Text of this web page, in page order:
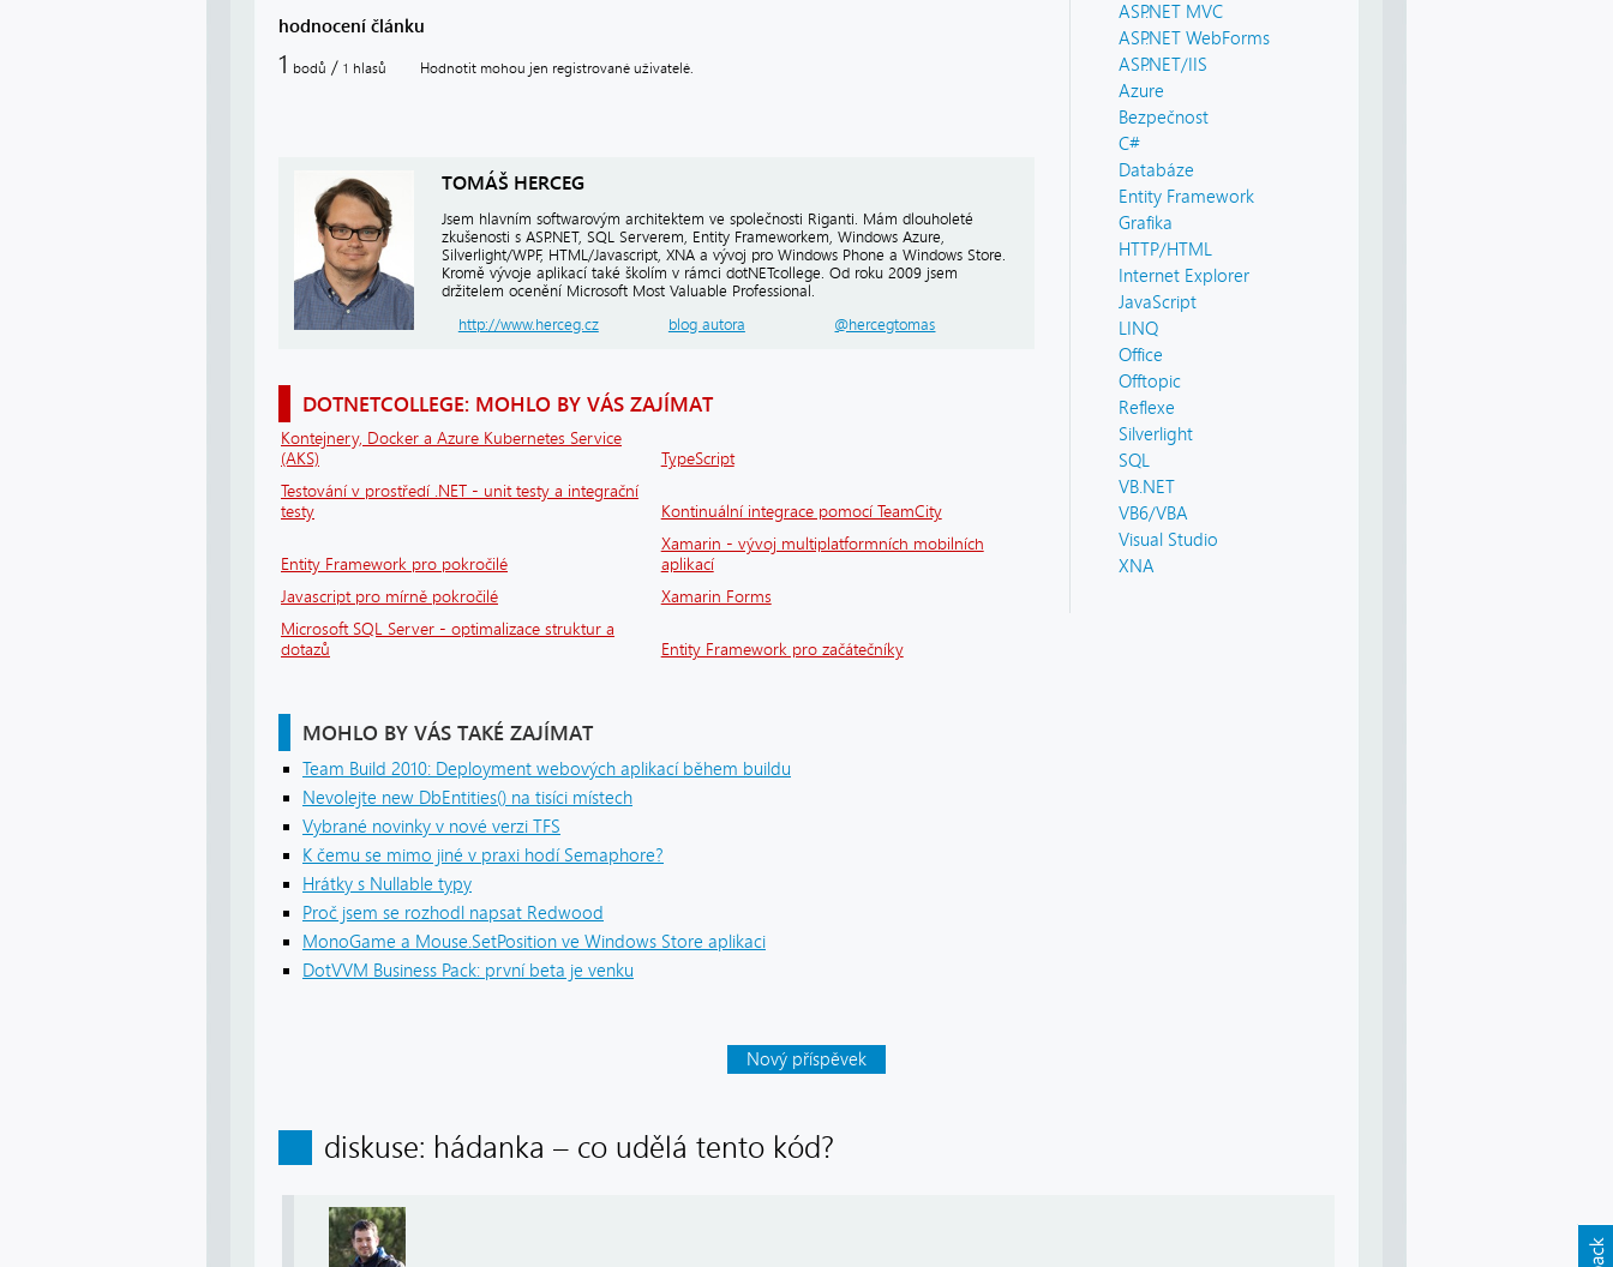
ASP.NET MVC
ASP.NET WebForms
ASP.NET/IIS
Azure
Bezpečnost
C#
Databáze
Entity Framework
Grafika
HTTP/HTML
Internet Explorer
JavaScript
LINQ
Office
Offtopic
Reflexe
Silverlight
SQL
VB.NET
VB6/VBA
Visual Studio
XNA
hodnocení článku
1 bodů / 1 hlasů Hodnotit mohou jen registrované uživatelé.
TOMÁŠ HERCEG
Jsem hlavním softwarovým architektem ve společnosti Riganti. Mám dlouholeté
zkušenosti s ASP.NET, SQL Serverem, Entity Frameworkem, Windows Azure,
Silverlight/WPF, HTML/Javascript, XNA a vývoj pro Windows Phone a Windows Store.
Kromě vývoje aplikací také školím v rámci dotNETcollege. Od roku 2009 jsem
držitelem ocenění Microsoft Most Valuable Professional.
http://www.herceg.cz
blog autora @hercegtomas
DOTNETCOLLEGE: MOHLO BY VÁS ZAJÍMAT
Kontejnery, Docker a Azure Kubernetes Service
(AKS)
TypeScript
Testování v prostředí .NET - unit testy a integrační
testy
Kontinuální integrace pomocí TeamCity
Entity Framework pro pokročilé
Xamarin - vývoj multiplatformních mobilních
aplikací
Javascript pro mírně pokročilé
Xamarin Forms
Microsoft SQL Server - optimalizace struktur a
dotazů
Entity Framework pro začátečníky
MOHLO BY VÁS TAKÉ ZAJÍMAT
Team Build 2010: Deployment webových aplikací během buildu
Nevolejte new DbEntities() na tisíci místech
Vybrané novinky v nové verzi TFS
K čemu se mimo jiné v praxi hodí Semaphore?
Hrátky s Nullable typy
Proč jsem se rozhodl napsat Redwood
MonoGame a Mouse.SetPosition ve Windows Store aplikaci
DotVVM Business Pack: první beta je venku
Nový příspěvek
diskuse: hádanka – co udělá tento kód?